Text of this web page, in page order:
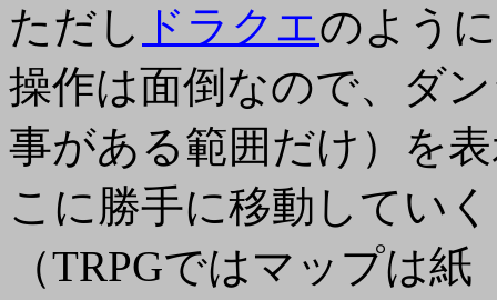
ただし ドラクエのよう
操作は面倒なので、ダ
事がある範囲だけ）を
こに勝手に移動してい
（TRPGではマップは